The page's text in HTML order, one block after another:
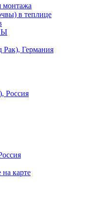
монтажа
в теплице
Рак), Германия
Россия
карте